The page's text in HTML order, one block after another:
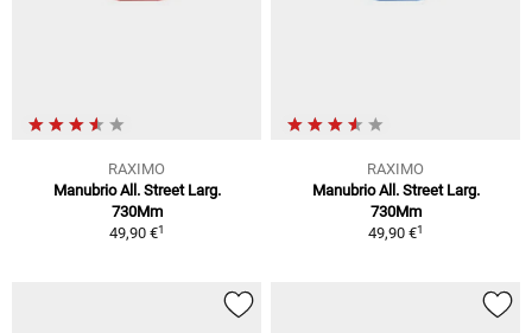
RAXIMO
Manubrio All. Street Larg.
730Mm
49,90 €1
RAXIMO
Manubrio All. Street Larg.
730Mm
49,90 €1